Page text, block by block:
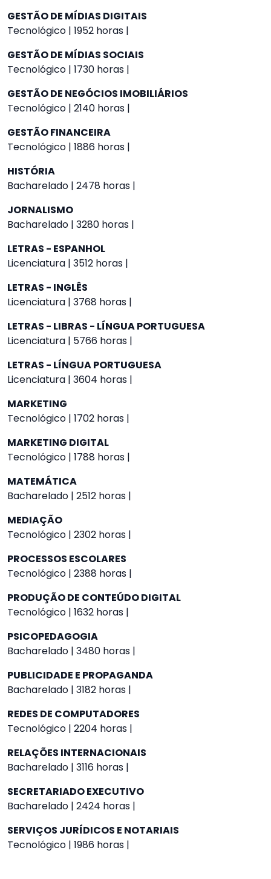
GESTÃO DE MÍDIAS DIGITAIS
Tecnológico | 1952 horas |
GESTÃO DE MÍDIAS SOCIAIS
Tecnológico | 1730 horas |
GESTÃO DE NEGÓCIOS IMOBILIÁRIOS
Tecnológico | 2140 horas |
GESTÃO FINANCEIRA
Tecnológico | 1886 horas |
HISTÓRIA
Bacharelado | 2478 horas |
JORNALISMO
Bacharelado | 3280 horas |
LETRAS - ESPANHOL
Licenciatura | 3512 horas |
LETRAS - INGLÊS
Licenciatura | 3768 horas |
LETRAS - LIBRAS - LÍNGUA PORTUGUESA
Licenciatura | 5766 horas |
LETRAS - LÍNGUA PORTUGUESA
Licenciatura | 3604 horas |
MARKETING
Tecnológico | 1702 horas |
MARKETING DIGITAL
Tecnológico | 1788 horas |
MATEMÁTICA
Bacharelado | 2512 horas |
MEDIAÇÃO
Tecnológico | 2302 horas |
PROCESSOS ESCOLARES
Tecnológico | 2388 horas |
PRODUÇÃO DE CONTEÚDO DIGITAL
Tecnológico | 1632 horas |
PSICOPEDAGOGIA
Bacharelado | 3480 horas |
PUBLICIDADE E PROPAGANDA
Bacharelado | 3182 horas |
REDES DE COMPUTADORES
Tecnológico | 2204 horas |
RELAÇÕES INTERNACIONAIS
Bacharelado | 3116 horas |
SECRETARIADO EXECUTIVO
Bacharelado | 2424 horas |
SERVIÇOS JURÍDICOS E NOTARIAIS
Tecnológico | 1986 horas |